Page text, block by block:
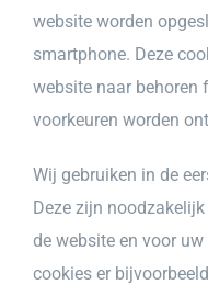
website worden
smartphone. Deze
website naar behoren
voorkeuren worden
Wij gebruiken in de
Deze zijn
de website en voor
cookies er